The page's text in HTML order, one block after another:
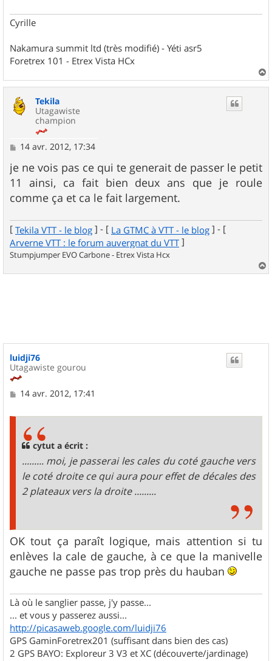
Cyrille
Nakamura summit ltd (très modifié) - Yéti asr5
Foretrex 101 - Etrex Vista HCx
a
Tekila
Utagawiste
champion
M
s
s
a
g
e
14 avr. 2012, 17:34
je ne vois pas ce qui te generait de passer le petit
11 ainsi, ca fait bien deux ans que je roule
comme ça et ca le fait largement.
[ Tekila VTT - le blog ] - [ La GTMC à VTT - le blog ] - [
Arverne VTT : le forum auvergnat du VTT ]
Stumpjumper EVO Carbone - Etrex Vista Hcx
a
luidji76
Utagawiste gourou
M14 avr. 2012, 17:41
cytut a écrit :
......... moi, je passerai les cales du coté gauche vers
le coté droite ce qui aura pour effet de décales des
2 plateaux vers la droite .........
OK tout ça paraît logique, mais attention si tu
enlèves la cale de gauche, à ce que la manivelle
gauche ne passe pas trop près du hauban
Là où le sanglier passe, j'y passe...
... et vous y passerez aussi...
http://picasaweb.google.com/luidji76
GPS GaminForetrex201 (suffisant dans bien des cas)
2 GPS BAYO: Exploreur 3 V3 et XC (découverte/jardinage)